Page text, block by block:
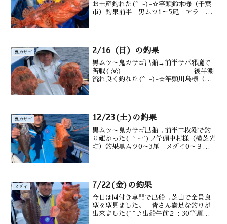
お土産釣れた(^_-)-☆竿頭鈴木様（千葉
市）釣果前半 黒ムツ1～5尾 アラ メ
鬼カサゴ 2/16（日）の釣果
黒ムツ～鬼カサゴ出船→前半サバ邪魔で
苦戦( ;∀;) 後半潮
流れ良く釣れた(^_-)-☆竿頭川島様（横
鬼カサゴ 12/23(土)の釣果
黒ムツ～鬼カサゴ出船→前半二枚潮で釣
り難かった( ｀ー´)ノ竿頭中村様（横芝光
町）釣果黒ムツ0～3尾 メダイ0～３
メダイ 7/22(金)の釣果
今日は同付き専門で出船→芝山で全員良
型を型見ました。 皆さん満足な釣りが
出来ました(^^♪出船午前２：30竿頭栗